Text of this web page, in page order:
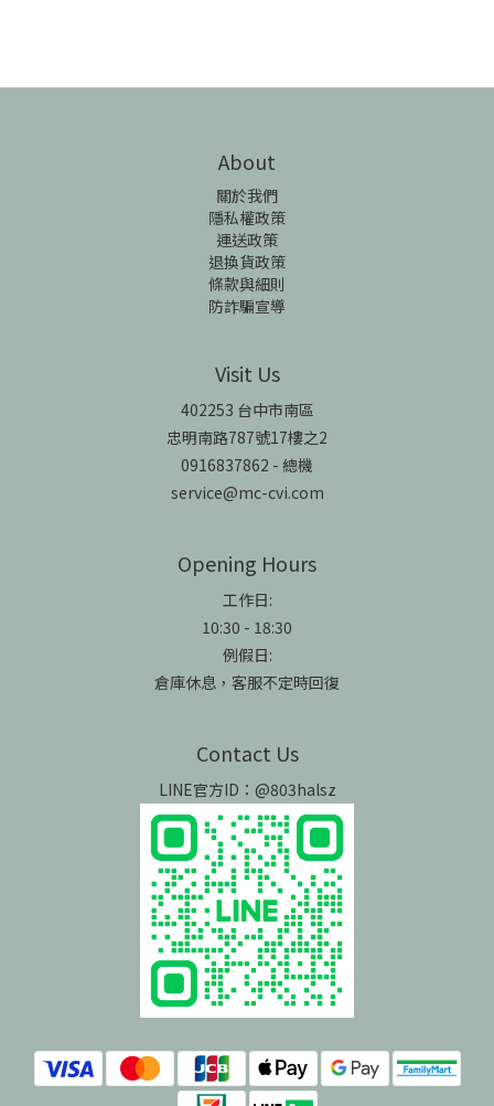
About
關於我們
隱私權政策
運送政策
退換貨政策
條款與細則
防詐騙宣導
Visit Us
402253 台中市南區
忠明南路787號17樓之2
0916837862 - 總機
service@mc-cvi.com
Opening Hours
工作日:
10:30 - 18:30
例假日:
倉庫休息，客服不定時回復
Contact Us
LINE官方ID：@803halsz